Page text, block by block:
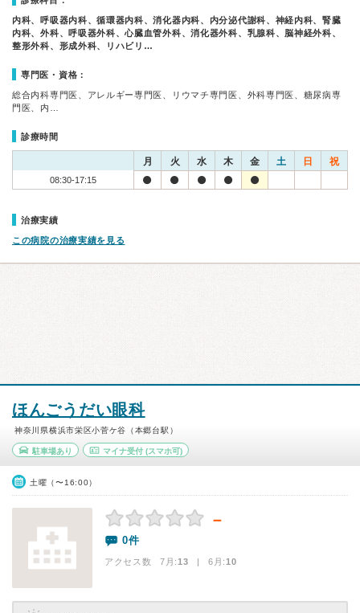
内科、呼吸器内科、循環器内科、消化器内科、内分泌代謝科、神経内科、腎臓
内科、外科、呼吸器外科、心臓血管外科、消化器外科、乳腺科、脳神経外科、
整形外科、形成外科、リハビリ…
専門医・資格：
総合内科専門医、アレルギー専門医、リウマチ専門医、外科専門医、糖尿病専
門医、内…
診療時間
月 火 水 木 金 土 日 祝
08:30-17:15
治療実績
この病院の治療実績を見る
ほんごうだい眼科
神奈川県横浜市栄区小菅ケ谷（本郷台駅）
駐車場あり マイナ受付(スマホ可)
土曜（〜16:00）
－
0件
アクセス数 7月:13 | 6月:10